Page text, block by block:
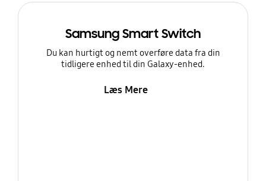
Samsung Smart Switch
Du kan hurtigt og nemt overføre data fra din
tidligere enhed til din Galaxy-enhed.
Læs Mere